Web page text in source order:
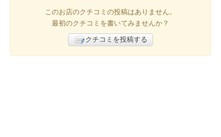
このお店のクチコミの投稿はありません。
最初のクチコミを書いてみませんか？
クチコミを投稿する